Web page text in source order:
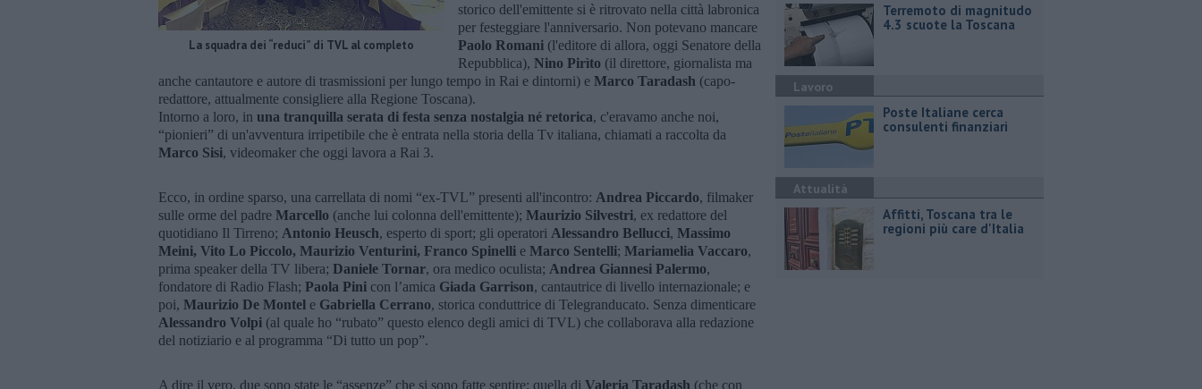
La squadra dei “reduci” di TVL al completo
storico dell'emittente si è ritrovato nella città labronica
per festeggiare l'anniversario. Non potevano mancare
Paolo Romani (l'editore di allora, oggi Senatore della
Repubblica), Nino Pirìto (il direttore, giornalista ma
anche cantautore e autore di trasmissioni per lungo tempo in Rai e dintorni) e Marco Taradash (capo-
redattore, attualmente consigliere alla Regione Toscana).
Intorno a loro, in una tranquilla serata di festa senza nostalgia né retorica, c'eravamo anche noi,
“pionieri” di un'avventura irripetibile che è entrata nella storia della Tv italiana, chiamati a raccolta da
Marco Sisi, videomaker che oggi lavora a Rai 3.
Ecco, in ordine sparso, una carrellata di nomi “ex-TVL” presenti all'incontro: Andrea Piccardo, filmaker
sulle orme del padre Marcello (anche lui colonna dell'emittente); Maurizio Silvestri, ex redattore del
quotidiano Il Tirreno; Antonio Heusch, esperto di sport; gli operatori Alessandro Bellucci, Massimo
Meini, Vito Lo Piccolo, Maurizio Venturini, Franco Spinelli e Marco Sentelli; Mariamelia Vaccaro,
prima speaker della TV libera; Daniele Tornar, ora medico oculista; Andrea Giannesi Palermo,
fondatore di Radio Flash; Paola Pini con l’amica Giada Garrison, cantautrice di livello internazionale; e
poi, Maurizio De Montel e Gabriella Cerrano, storica conduttrice di Telegranducato. Senza dimenticare
Alessandro Volpi (al quale ho “rubato” questo elenco degli amici di TVL) che collaborava alla redazione
del notiziario e al programma “Di tutto un pop”.
A dire il vero, due sono state le “assenze” che si sono fatte sentire: quella di Valeria Taradash (che con
Terremoto di magnitudo
4.3 scuote la Toscana
Lavoro
Poste Italiane cerca
consulenti finanziari
Attualità
Affitti, Toscana tra le
regioni più care d'Italia